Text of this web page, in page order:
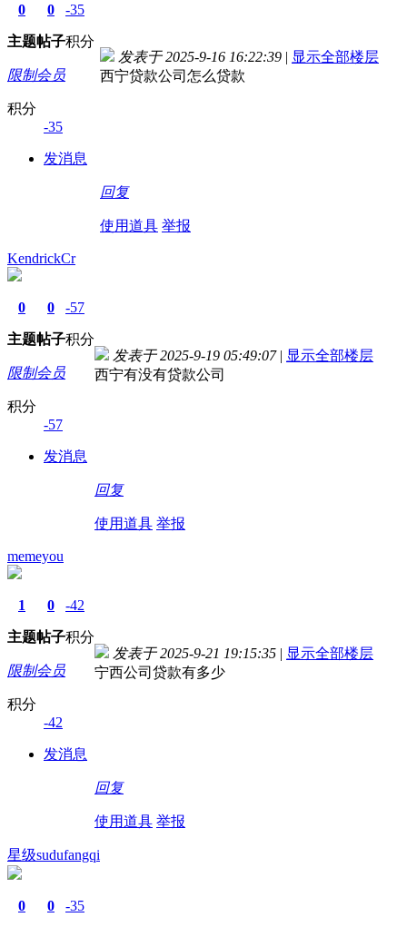
0
主题
0
帖子
-35
积分
限制会员
积分
-35
发消息
发表于 2025-9-16 16:22:39 | 显示全部楼层
西宁贷款公司怎么贷款
回复
使用道具 举报
KendrickCr
0
主题
0
帖子
-57
积分
限制会员
积分
-57
发消息
发表于 2025-9-19 05:49:07 | 显示全部楼层
西宁有没有贷款公司
回复
使用道具 举报
memeyou
1
主题
0
帖子
-42
积分
限制会员
积分
-42
发消息
发表于 2025-9-21 19:15:35 | 显示全部楼层
宁西公司贷款有多少
回复
使用道具 举报
星级sudufangqi
0 0 -35